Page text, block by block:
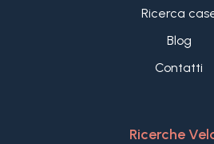
coniugare autenticità,
panorama immobiliare della
Ricerca
Blog
Contatti
Ricerche